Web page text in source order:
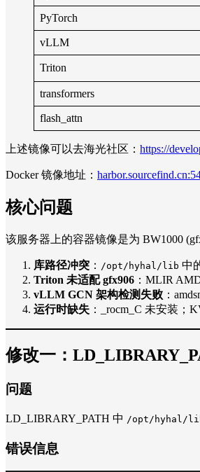
PyTorch
vLLM
Triton
transformers
flash_attn
上述镜像可以去海光社区： https://
Docker 镜像地址：
核心问题
该服务器上的容器镜像是为 BW1000
库路径冲突 ： /opt/hyhal/lib 中
Triton 未适配 gfx906 ：MLIR
vLLM GCN 架构检测失败 ：
运行时缺失 ：_rocm_C 未安装；
修改一：
问题
LD_LIBRARY_PATH 中 /opt/hyhal/
错误信息